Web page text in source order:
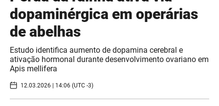
dopaminérgica em operárias
de abelhas
Estudo identifica aumento de dopamina cerebral e
ativação hormonal durante desenvolvimento ovariano em
Apis mellifera
12.03.2026 | 14:06 (UTC -3)